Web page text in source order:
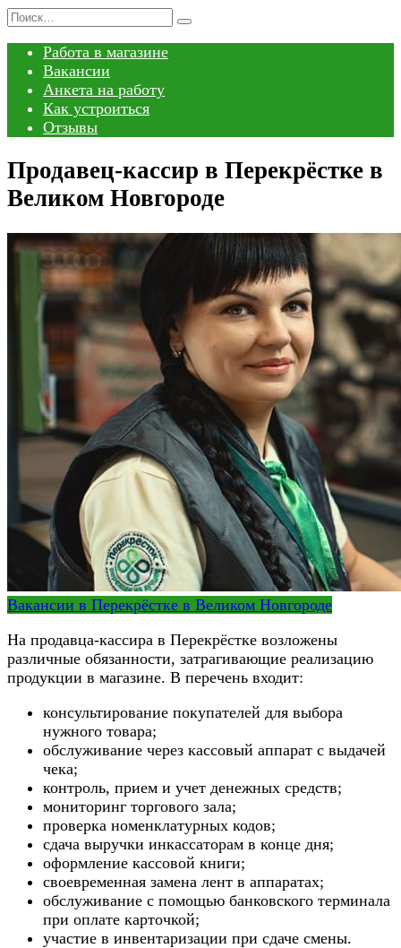
Перейти
содержанию
Search
Работа в магазине
Вакансии
Анкета на работу
Как устроиться
Отзывы
Продавец-кассир в Перекрёстке в
Великом Новгороде
Вакансии в Перекрёстке в Великом Новгороде
На продавца-кассира в Перекрёстке возложены
различные обязанности, затрагивающие реализацию
продукции в магазине. В перечень входит:
консультирование покупателей для выбора
нужного товара;
обслуживание через кассовый аппарат с выдачей
чека;
контроль, прием и учет денежных средств;
мониторинг торгового зала;
проверка номенклатурных кодов;
сдача выручки инкассаторам в конце дня;
оформление кассовой книги;
своевременная замена лент в аппаратах;
обслуживание с помощью банковского терминала
при оплате карточкой;
участие в инвентаризации при сдаче смены.